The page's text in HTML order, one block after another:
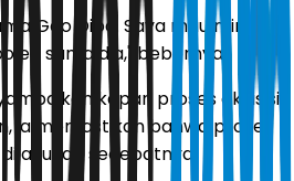
Geo Dipa. Saya mau minta
sama dia," bebernya.
kapan proses akuisisi
ia memastikan bahwa proses
secepatnya.